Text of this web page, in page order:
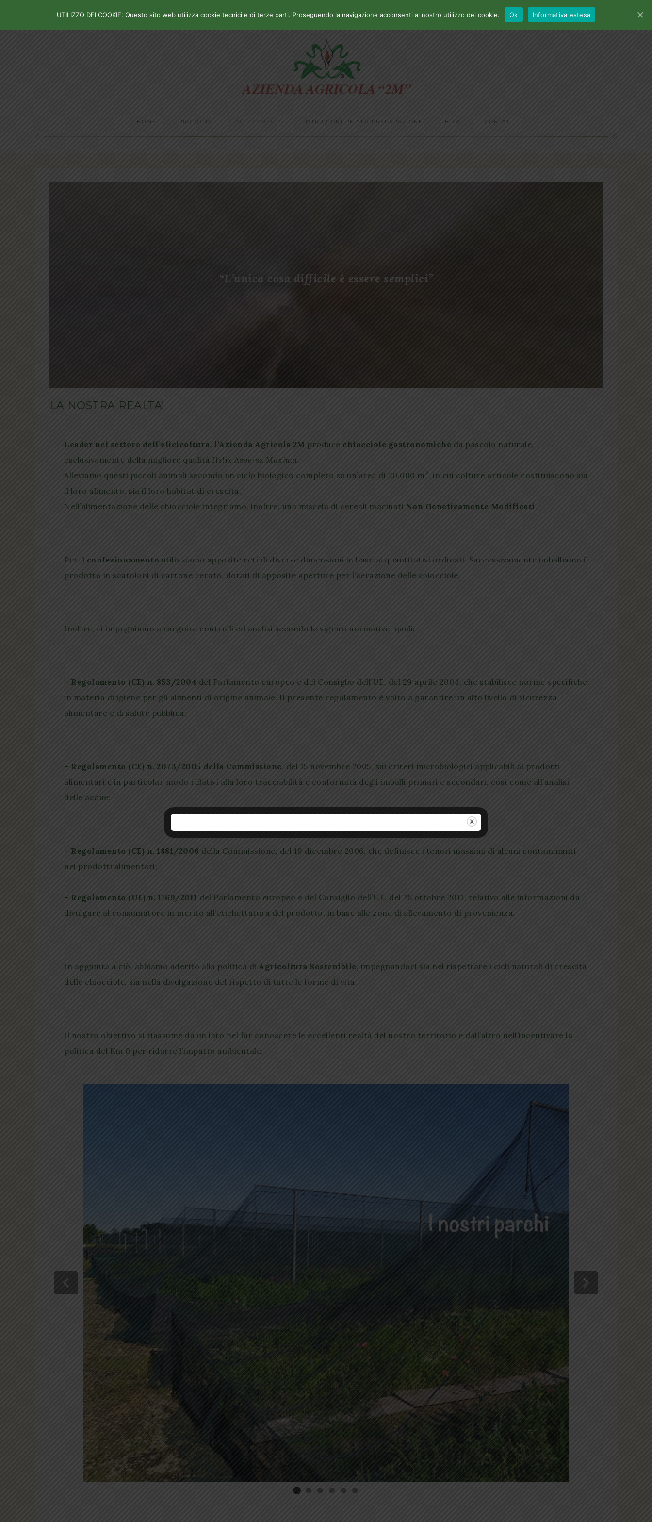
HOME PRODOTTO ALLEVAMENTO ISTRUZIONI PER LA PREPARAZIONE BLOG CONTATTI
“L’unica cosa difficile è essere semplici”
LA NOSTRA REALTA’
Leader nel settore dell’elicicoltura, l’Azienda Agricola 2M produce chiocciole gastronomiche da pascolo naturale,
esclusivamente della migliore qualità Helix Aspersa Maxima.
Alleviamo questi piccoli animali secondo un ciclo biologico completo su un’area di 20.000 m 2, in cui colture orticole costituiscono sia
il loro alimento, sia il loro habitat di crescita.
Nell’alimentazione delle chiocciole integriamo, inoltre, una miscela di cereali macinati Non Geneticamente Modificati.
Per il confezionamento utilizziamo apposite reti di diverse dimensioni in base ai quantitativi ordinati. Successivamente imballiamo il
prodotto in scatoloni di cartone cerato, dotati di apposite aperture per l’aerazione delle chiocciole.
Inoltre, ci impegniamo a eseguire controlli ed analisi secondo le vigenti normative, quali:
– Regolamento (CE) n. 853/2004 del Parlamento europeo e del Consiglio dell’UE, del 29 aprile 2004, che stabilisce norme specifiche
in materia di igiene per gli alimenti di origine animale. Il presente regolamento è volto a garantire un alto livello di sicurezza
alimentare e di salute pubblica;
– Regolamento (CE) n. 2073/2005 della Commissione, del 15 novembre 2005, sui criteri microbiologici applicabili ai prodotti
alimentari e in particolar modo relativi alla loro tracciabilità e conformità degli imballi primari e secondari, così come all’analisi
delle acque;
– Regolamento (CE) n. 1881/2006 della Commissione, del 19 dicembre 2006, che definisce i tenori massimi di alcuni contaminanti
nei prodotti alimentari;
– Regolamento (UE) n. 1169/2011 del Parlamento europeo e del Consiglio dell’UE, del 25 ottobre 2011, relativo alle informazioni da
divulgare al consumatore in merito all’etichettatura del prodotto, in base alle zone di allevamento di provenienza.
In aggiunta a ciò, abbiamo aderito alla politica di Agricoltura Sostenibile, impegnandoci sia nel rispettare i cicli naturali di crescita
delle chiocciole, sia nella divulgazione del rispetto di tutte le forme di vita.
Il nostro obiettivo si riassume da un lato nel far conoscere le eccellenti realtà del nostro territorio e dall’altro nell’incentivare la
politica del Km 0 per ridurre l’impatto ambientale.
UTILIZZO DEI COOKIE: Questo sito web utilizza cookie tecnici e di terze parti. Proseguendo la navigazione acconsenti al nostro utilizzo dei cookie. Ok Informativa estesa